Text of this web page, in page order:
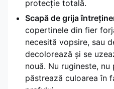
protecție totală.
Scapă de grija
copertinele din fier
necesită vopsire, sau
decolorează și se
nouă. Nu rugineste,
păstrează culoarea în